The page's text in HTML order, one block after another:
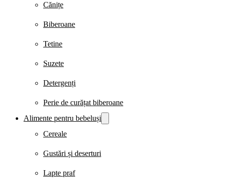
Cănițe
Biberoane
Tetine
Suzete
Detergenți
Perie de curățat biberoane
Alimente pentru bebeluși
Cereale
Gustări și deserturi
Lapte praf